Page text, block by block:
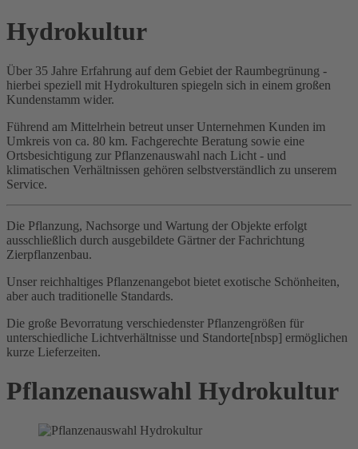
Hydrokultur
Über 35 Jahre Erfahrung auf dem Gebiet der Raumbegrünung -
hierbei speziell mit Hydrokulturen spiegeln sich in einem großen
Kundenstamm wider.
Führend am Mittelrhein betreut unser Unternehmen Kunden im
Umkreis von ca. 80 km. Fachgerechte Beratung sowie eine
Ortsbesichtigung zur Pflanzenauswahl nach Licht - und
klimatischen Verhältnissen gehören selbstverständlich zu unserem
Service.
Die Pflanzung, Nachsorge und Wartung der Objekte erfolgt
ausschließlich durch ausgebildete Gärtner der Fachrichtung
Zierpflanzenbau.
Unser reichhaltiges Pflanzenangebot bietet exotische Schönheiten,
aber auch traditionelle Standards.
Die große Bevorratung verschiedenster Pflanzengrößen für
unterschiedliche Lichtverhältnisse und Standorte[nbsp] ermöglichen
kurze Lieferzeiten.
Pflanzenauswahl Hydrokultur